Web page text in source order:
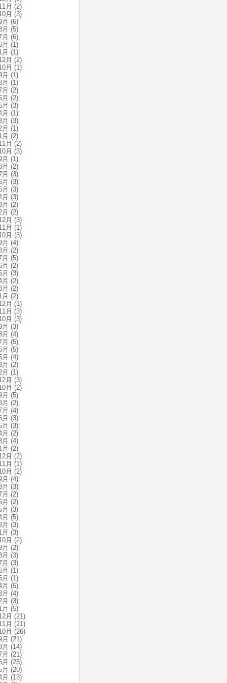
月 (2)
月 (3)
(6)
(5)
(6)
(1)
(1)
月 (2)
月 (1)
(1)
(1)
(2)
(2)
(3)
(1)
(3)
(1)
(2)
月 (2)
月 (3)
(1)
(2)
(3)
(3)
(3)
(3)
(2)
(2)
月 (3)
月 (1)
月 (3)
(4)
(2)
(5)
(2)
(3)
(2)
(2)
(2)
月 (1)
月 (3)
月 (3)
(3)
(4)
(5)
(5)
(4)
(2)
(1)
月 (3)
月 (2)
(5)
(2)
(4)
(3)
(3)
(2)
(4)
(2)
月 (2)
月 (1)
月 (2)
(4)
(3)
(2)
(2)
(3)
(5)
(3)
(3)
月 (2)
(2)
(3)
(3)
(1)
(1)
(5)
(4)
(3)
(5)
月 (21)
月 (21)
月 (26)
(21)
(14)
(21)
(25)
(20)
(13)